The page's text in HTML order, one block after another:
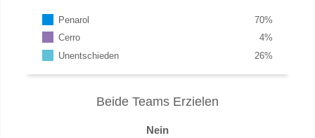
Penarol %
70
Cerro
%
4
Unentschieden
%
26
Beide Teams Erzielen
Nein